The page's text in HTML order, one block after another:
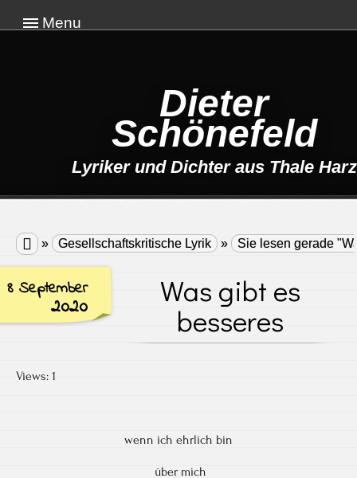
Menu
Dieter
Schönefeld
Lyriker und Dichter aus Thale Harz
 » Gesellschaftskritische Lyrik » Sie lesen gerade
8 September
2020
Was gibt es
besseres
Views: 1
wenn ich ehrlich bin
über mich